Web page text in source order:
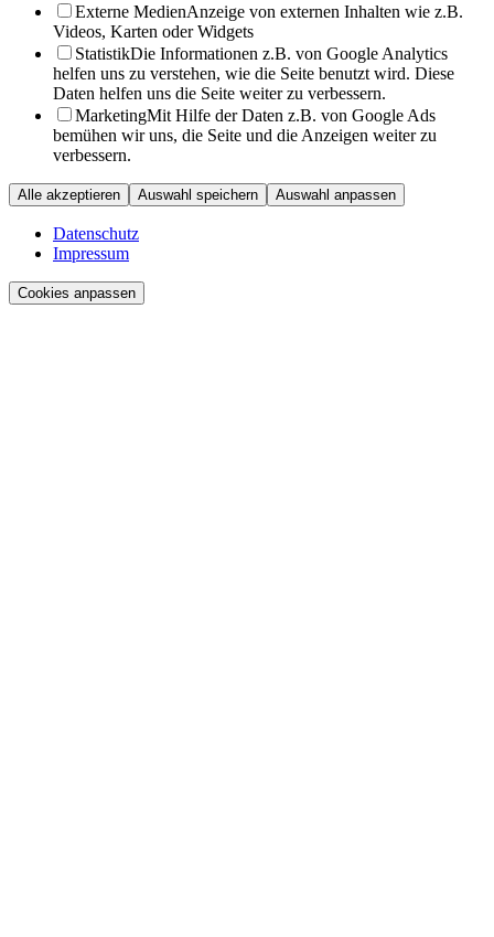
Externe MedienAnzeige von externen Inhalten wie z.B.
Videos, Karten oder Widgets
StatistikDie Informationen z.B. von Google Analytics
helfen uns zu verstehen, wie die Seite benutzt wird. Diese
Daten helfen uns die Seite weiter zu verbessern.
MarketingMit Hilfe der Daten z.B. von Google Ads
bemühen wir uns, die Seite und die Anzeigen weiter zu
verbessern.
Alle akzeptieren Auswahl speichern Auswahl anpassen
Datenschutz
Impressum
Cookies anpassen